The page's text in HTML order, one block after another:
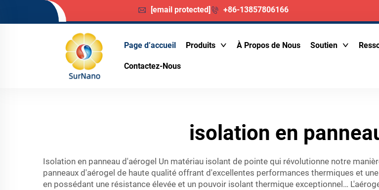
[email protected] +86-13857806166
Page d’accueil Produits À Propos de Nous Soutien
Contactez-Nous
isolation en
Isolation en panneau d'aérogel Un matériau isolant de pointe qui révolutionne notre
panneaux d'aérogel de haute qualité offrant d'excellentes performances thermiques et
en possédant une résistance élevée et un pouvoir isolant thermique exceptionnel…